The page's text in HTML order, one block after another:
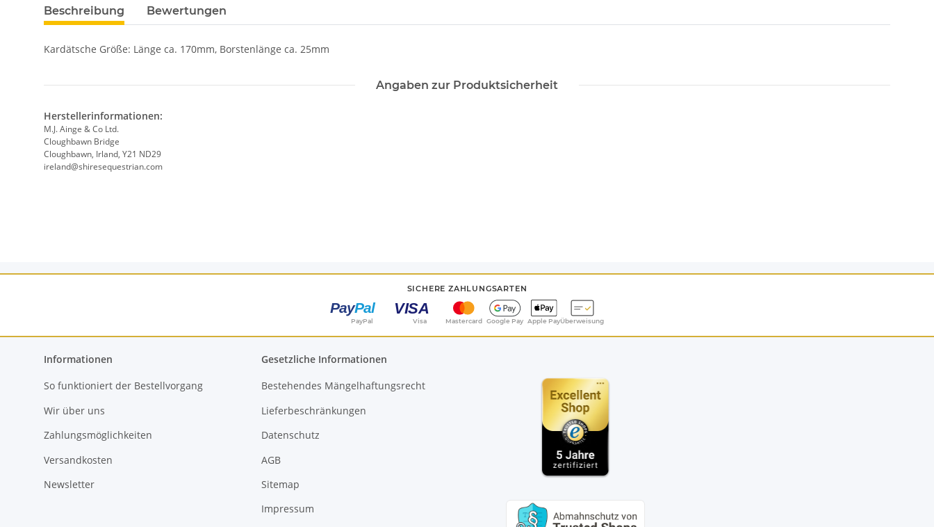
Beschreibung Bewertungen
Kardätsche Größe: Länge ca. 170mm, Borstenlänge ca. 25mm
Angaben zur Produktsicherheit
Herstellerinformationen:
M.J. Ainge & Co Ltd.
Cloughbawn Bridge
Cloughbawn, Irland, Y21 ND29
ireland@shiresequestrian.com
SICHERE ZAHLUNGSARTEN
PayPal Visa Mastercard Google Pay Apple PayÜberweisung
Informationen
So funktioniert der Bestellvorgang
Wir über uns
Zahlungsmöglichkeiten
Versandkosten
Newsletter
Gesetzliche Informationen
Bestehendes Mängelhaftungsrecht
Lieferbeschränkungen
Datenschutz
AGB
Sitemap
Impressum